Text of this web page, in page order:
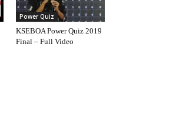
Power Quiz
KSEBOA Power Quiz 2019
Final – Full Video